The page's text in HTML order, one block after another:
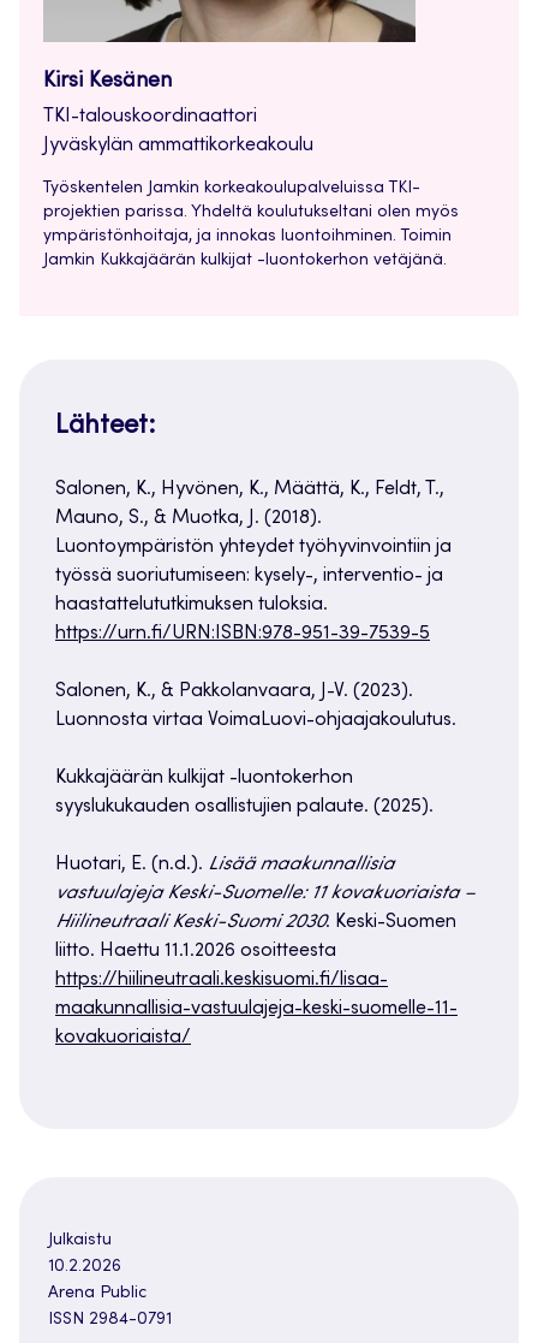
Kirsi Kesänen
TKI-talouskoordinaattori
Jyväskylän ammattikorkeakoulu
Työskentelen Jamkin korkeakoulupalveluissa TKI-
projektien parissa. Yhdeltä koulutukseltani olen myös
ympäristönhoitaja, ja innokas luontoihminen. Toimin
Jamkin Kukkajäärän kulkijat -luontokerhon vetäjänä.
Lähteet:
Salonen, K., Hyvönen, K., Määttä, K., Feldt, T.,
Mauno, S., & Muotka, J. (2018).
Luontoympäristön yhteydet työhyvinvointiin ja
työssä suoriutumiseen: kysely-, interventio- ja
haastattelututkimuksen tuloksia.
https://urn.fi/URN:ISBN:978-951-39-7539-5
Salonen, K., & Pakkolanvaara, J-V. (2023).
Luonnosta virtaa VoimaLuovi-ohjaajakoulutus.
Kukkajäärän kulkijat -luontokerhon
syyslukukauden osallistujien palaute. (2025).
Huotari, E. (n.d.). Lisää maakunnallisia
vastuulajeja Keski-Suomelle: 11 kovakuoriaista –
Hiilineutraali Keski-Suomi 2030. Keski-Suomen
liitto. Haettu 11.1.2026 osoitteesta
https://hiilineutraali.keskisuomi.fi/lisaa-
maakunnallisia-vastuulajeja-keski-suomelle-11-
kovakuoriaista/
Julkaistu
10.2.2026
Arena Public
ISSN 2984-0791